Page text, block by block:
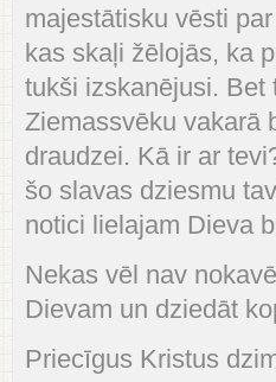
majestātisku vēsti
kas skaļi žēlojās, ka
tukši izskanējusi. Bet
Ziemassvēku vakarā
draudzei. Kā ir ar
šo slavas dziesmu
notici lielajam Dieva
Nekas vēl nav
Dievam un dziedāt
Priecīgus Kristus